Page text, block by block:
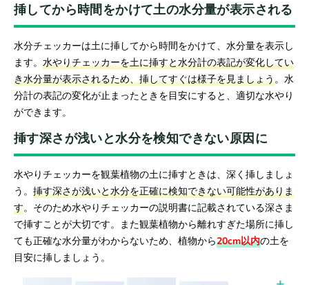
挿してから時間をかけて土の水分量が表示される
水分チェッカーは土に挿してから時間をかけて、水分量を表示し
ます。 水やりチェッカーを土に挿すと水分計の表記が変化してい
き水分量が表示されるため、挿してすぐは様子を見ましょう。水
分計の表記の変化が止まったときを目安にすると、適切な水やり
ができます。
挿す深さが浅いと水分を検知できない原因に
水やりチェッカーを観葉植物の土に挿すときは、深く挿しましょ
う。 挿す深さが浅いと水分を正確に検知できない可能性がありま
す。そのため水やりチェッカーの説明書に記載されている深さま
で挿すことが大切です。また観葉植物から離れすぎた場所に挿し
ても正確な水分量がわからないため、植物から20cm以内の土を
目安に挿しましょう。